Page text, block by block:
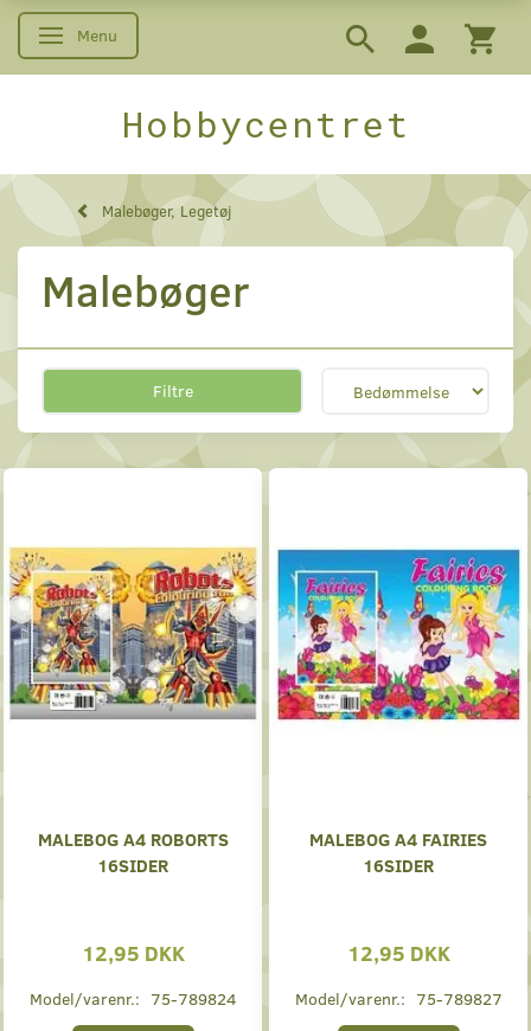
Skifte navigation
Menu
Hobbycentret
Malebøger, Legetøj
Malebøger
Filtre
MALEBOG A4 ROBORTS
16SIDER
12,95 DKK
Model/varenr.: 75-789824
MALEBOG A4 FAIRIES
16SIDER
12,95 DKK
Model/varenr.: 75-789827